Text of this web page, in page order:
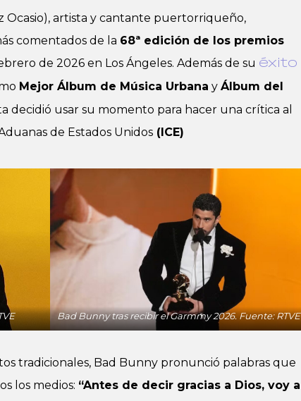
Ocasio), artista y cantante puertorriqueño,
comentados de la 68ª edición de los premios
de 2026 en Los Ángeles. Además de su éxito
Mejor Álbum de Música Urbana y Álbum del
decidió usar su momento para hacer una crítica al
de Estados Unidos (ICE)
Bad Bunny tras recibir el Garmmy 2026. Fuente: RTVE
tradicionales, Bad Bunny pronunció palabras que
los medios: “Antes de decir gracias a Dios, voy a